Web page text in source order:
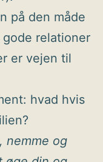
på den måde
relationer
er vejen til
hvad hvis
nemme og